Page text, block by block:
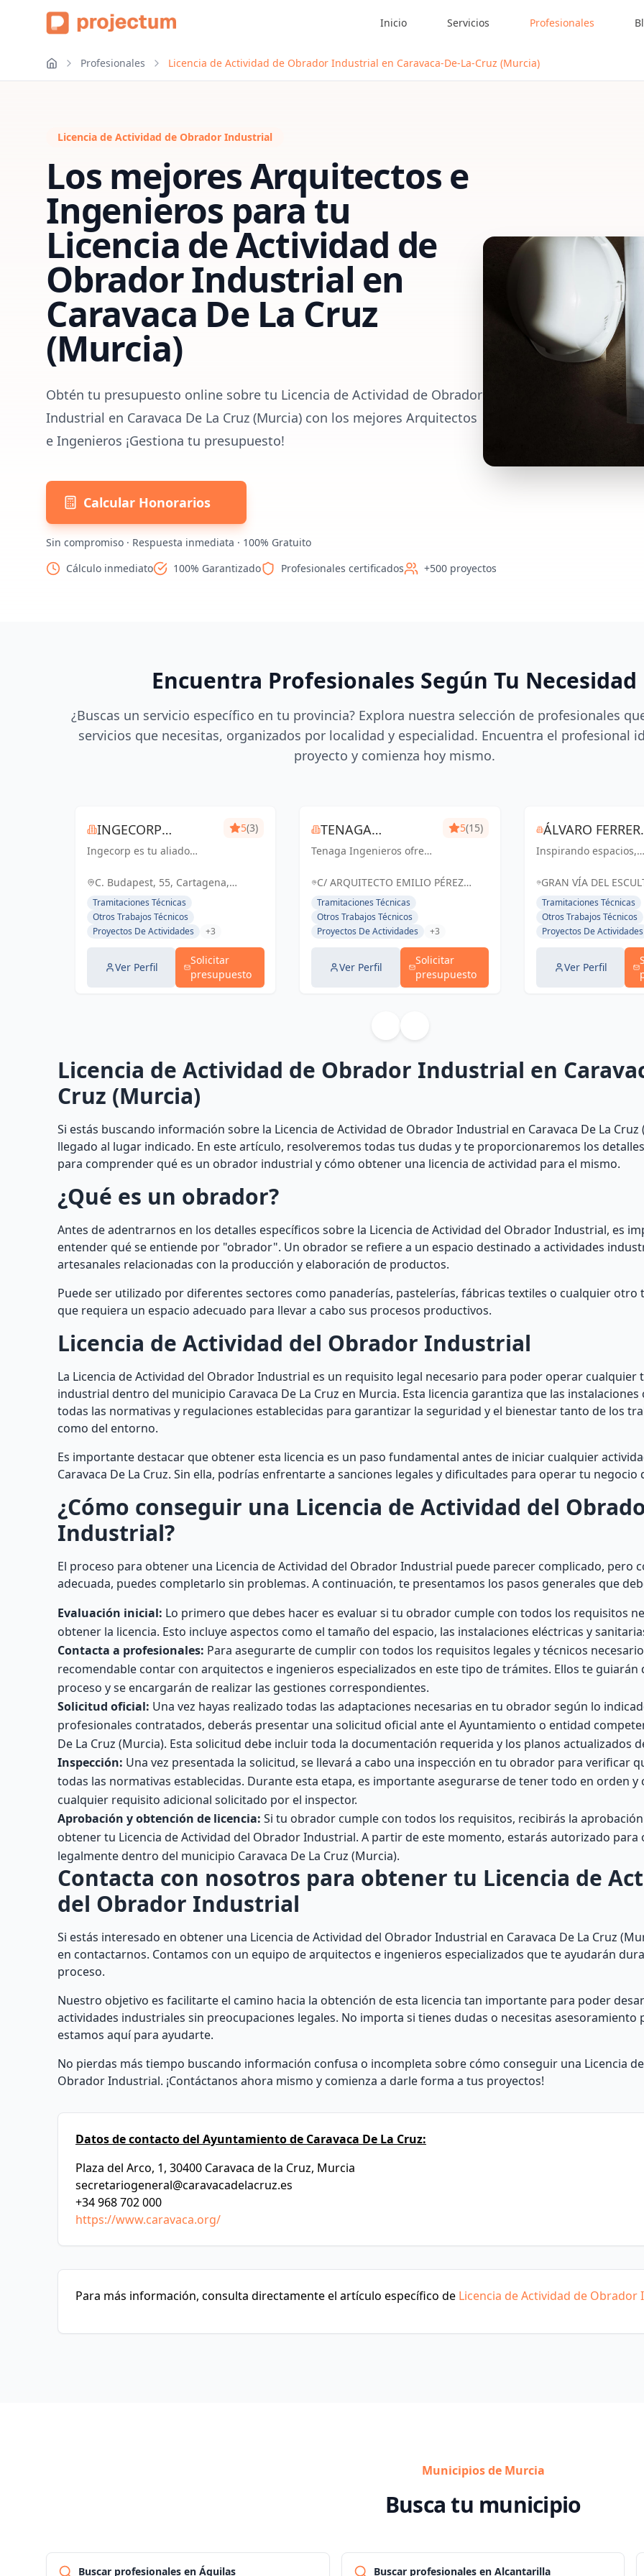
Inicio Servicios Profesionales
Profesionales Licencia de Actividad de Obrador Industrial en Caravaca-De-La-Cruz (Murcia)
Licencia de Actividad de Obrador Industrial
Los mejores Arquitectos e
Ingenieros para tu
Licencia de Actividad de
Obrador Industrial en
Caravaca De La Cruz
(Murcia)
Obtén tu presupuesto online sobre tu Licencia de Actividad de Obrador
Industrial en Caravaca De La Cruz (Murcia) con los mejores Arquitectos
e Ingenieros ¡Gestiona tu presupuesto!
Calcular Honorarios
Sin compromiso · Respuesta inmediata · 100% Gratuito
Cálculo inmediato
100% Garantizado Profesionales certificados +500 proyectos
Encuentra Profesionales Según Tu Necesidad
¿Buscas un servicio específico en tu provincia? Explora nuestra selección de profesionales
servicios que necesitas, organizados por localidad y especialidad. Encuentra el profesional
proyecto y comienza hoy mismo.
INGECORP
PROYECTOS
Ingecorp es tu aliado
la realización de tu
proyecto. Especializados
en licencias, proyectos
ejecutivos, reformas y
energía solar. Expertos
5(3)
C. Budapest, 55, Cartagena,
España, España
Tramitaciones Técnicas
Otros Trabajos Técnicos
Proyectos De Actividades
+3
Ver Perfil
Solicitar
presupuesto
TENAGA
INGENIEROS SL
Tenaga Ingenieros ofrece
en ingeniería, centrados
energética y reducir
costos para sus clientes.
Desde proyectos hasta
5(15)
C/ ARQUITECTO EMILIO PÉREZ
PIÑERO Nº 17 BAJO MURCIA,
España
Tramitaciones Técnicas
Otros Trabajos Técnicos
Proyectos De Actividades
+3
Ver Perfil
Solicitar
presupuesto
ÁLVARO FERRER,
ARQUITECTO
Inspirando espacios,
GRAN VÍA DEL
FRANCISCO
ESPAÑA, España
Tramitaciones Técnicas
Otros Trabajos Técnicos
Proyectos De Actividades
Ver Perfil
Licencia de Actividad de Obrador Industrial en
Cruz (Murcia)
Si estás buscando información sobre la Licencia de Actividad de Obrador Industrial en Caravaca De La Cruz
llegado al lugar indicado. En este artículo, resolveremos todas tus dudas y te proporcionaremos los
para comprender qué es un obrador industrial y cómo obtener una licencia de actividad para el mismo.
¿Qué es un obrador?
Antes de adentrarnos en los detalles específicos sobre la Licencia de Actividad del Obrador Industrial, es
entender qué se entiende por "obrador". Un obrador se refiere a un espacio destinado a actividades
artesanales relacionadas con la producción y elaboración de productos.
Puede ser utilizado por diferentes sectores como panaderías, pastelerías, fábricas textiles o cualquier otro
que requiera un espacio adecuado para llevar a cabo sus procesos productivos.
Licencia de Actividad del Obrador Industrial
La Licencia de Actividad del Obrador Industrial es un requisito legal necesario para poder operar cualquier
industrial dentro del municipio Caravaca De La Cruz en Murcia. Esta licencia garantiza que las instalaciones
todas las normativas y regulaciones establecidas para garantizar la seguridad y el bienestar tanto de los
como del entorno.
Es importante destacar que obtener esta licencia es un paso fundamental antes de iniciar cualquier
Caravaca De La Cruz. Sin ella, podrías enfrentarte a sanciones legales y dificultades para operar tu negocio
¿Cómo conseguir una Licencia de Actividad del
Industrial?
El proceso para obtener una Licencia de Actividad del Obrador Industrial puede parecer complicado, pero
adecuada, puedes completarlo sin problemas. A continuación, te presentamos los pasos generales que
Evaluación inicial: Lo primero que debes hacer es evaluar si tu obrador cumple con todos los requisitos
obtener la licencia. Esto incluye aspectos como el tamaño del espacio, las instalaciones eléctricas y
Contacta a profesionales: Para asegurarte de cumplir con todos los requisitos legales y técnicos
recomendable contar con arquitectos e ingenieros especializados en este tipo de trámites. Ellos te
proceso y se encargarán de realizar las gestiones correspondientes.
Solicitud oficial: Una vez hayas realizado todas las adaptaciones necesarias en tu obrador según lo
profesionales contratados, deberás presentar una solicitud oficial ante el Ayuntamiento o entidad
De La Cruz (Murcia). Esta solicitud debe incluir toda la documentación requerida y los planos actualizados
Inspección: Una vez presentada la solicitud, se llevará a cabo una inspección en tu obrador para verificar
todas las normativas establecidas. Durante esta etapa, es importante asegurarse de tener todo en orden y
cualquier requisito adicional solicitado por el inspector.
Aprobación y obtención de licencia: Si tu obrador cumple con todos los requisitos, recibirás la
obtener tu Licencia de Actividad del Obrador Industrial. A partir de este momento, estarás autorizado para
legalmente dentro del municipio Caravaca De La Cruz (Murcia).
Contacta con nosotros para obtener tu Licencia de
del Obrador Industrial
Si estás interesado en obtener una Licencia de Actividad del Obrador Industrial en Caravaca De La Cruz
en contactarnos. Contamos con un equipo de arquitectos e ingenieros especializados que te ayudarán
proceso.
Nuestro objetivo es facilitarte el camino hacia la obtención de esta licencia tan importante para poder
actividades industriales sin preocupaciones legales. No importa si tienes dudas o necesitas asesoramiento
estamos aquí para ayudarte.
No pierdas más tiempo buscando información confusa o incompleta sobre cómo conseguir una Licencia
Obrador Industrial. ¡Contáctanos ahora mismo y comienza a darle forma a tus proyectos!
Datos de contacto del Ayuntamiento de Caravaca De La Cruz:
Plaza del Arco, 1, 30400 Caravaca de la Cruz, Murcia
secretariogeneral@caravacadelacruz.es
+34 968 702 000
https://www.caravaca.org/
Para más información, consulta directamente el artículo específico de Licencia de Actividad de Obrador
Municipios de Murcia
Busca tu municipio
Buscar profesionales en Águilas Buscar profesionales en Alcantarilla